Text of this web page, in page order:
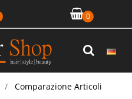
0
Comparazione Articoli